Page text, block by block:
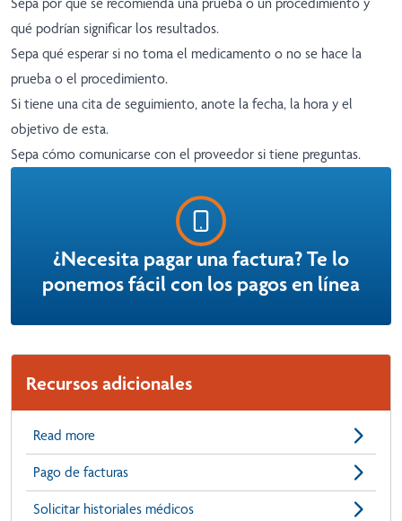
qué podrían significar los resultados.
Sepa qué esperar si no toma el medicamento o no se hace la
prueba o el procedimiento.
Si tiene una cita de seguimiento, anote la fecha, la hora y el
objetivo de esta.
Sepa cómo comunicarse con el proveedor si tiene preguntas.
¿Necesita pagar una factura? Te lo
ponemos fácil con los pagos en línea
Recursos adicionales
Read more
Pago de facturas
Solicitar historiales médicos